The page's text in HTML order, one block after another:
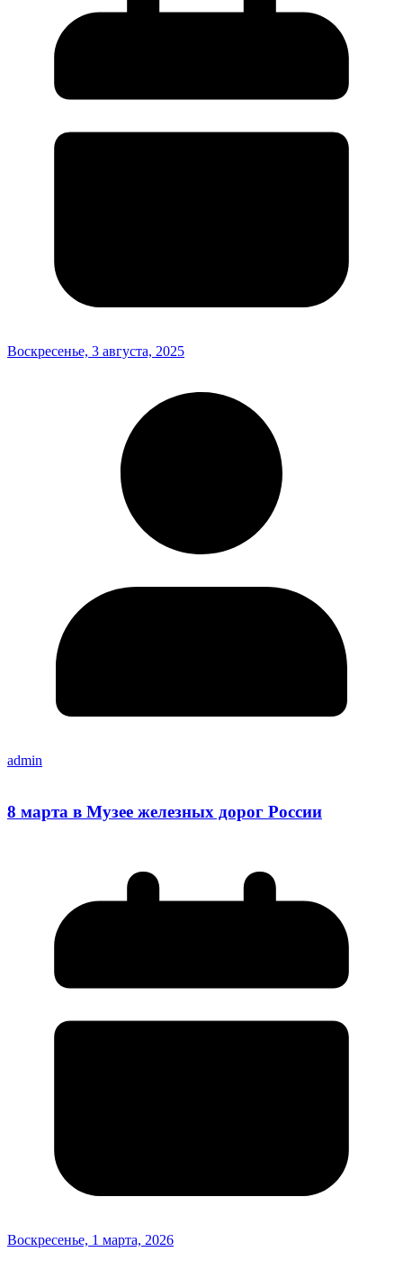
Воскресенье, 3 августа, 2025
admin
8 марта в Музее железных дорог России
Воскресенье, 1 марта, 2026